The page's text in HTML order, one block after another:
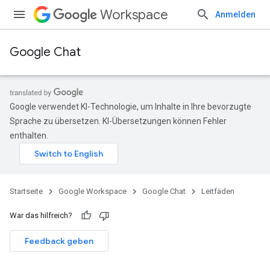
Workspace Anmelden
Google Chat
Google verwendet KI-Technologie, um Inhalte in Ihre bevorzugte
Sprache zu übersetzen. KI-Übersetzungen können Fehler
enthalten.
Startseite Google Workspace Google Chat Leitfäden
War das hilfreich?
Feedback geben